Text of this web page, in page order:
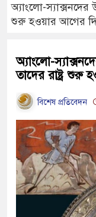
অ্যাংলো-স্যাক্সনদের
শুরু হওয়ার আগের
অ্যাংলো-
তাদের রাষ্ট্র শুরু
বিশেষ প্রতিবেদন